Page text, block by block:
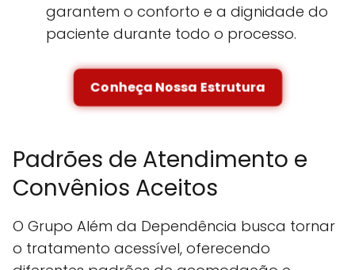
garantem o conforto e a dignidade do
paciente durante todo o processo.
Conheça Nossa Estrutura
Padrões de Atendimento e
Convênios Aceitos
O Grupo Além da Dependência busca tornar
o tratamento acessível, oferecendo